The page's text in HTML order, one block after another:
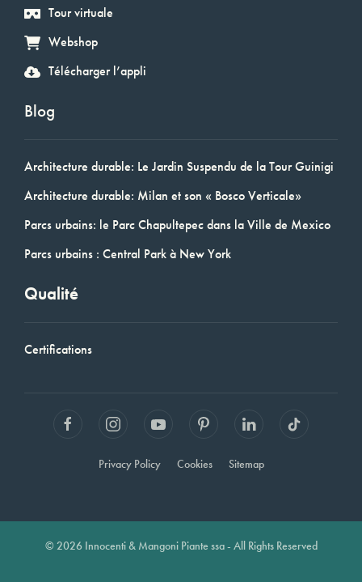
Tour virtuale
Webshop
Télécharger l’appli
Blog
Architecture durable: Le Jardin Suspendu de la Tour Guinigi
Architecture durable: Milan et son « Bosco Verticale»
Parcs urbains: le Parc Chapultepec dans la Ville de Mexico
Parcs urbains : Central Park à New York
Qualité
Certifications
Privacy Policy Cookies Sitemap
© 2026 Innocenti & Mangoni Piante ssa - All Rights Reserved